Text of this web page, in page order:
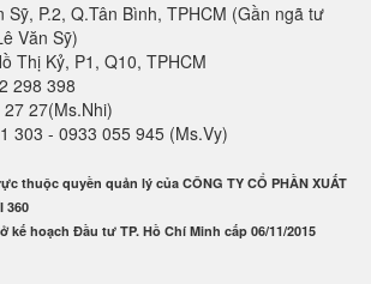
Sỹ, P.2, Q.Tân Bình, TPHCM (Gần ngã tư
Văn Sỹ)
Thị Kỷ, P1, Q10, TPHCM
298 398
27(Ms.Nhi)
303 - 0933 055 945 (Ms.Vy)
thuộc quyền quản lý của CÔNG TY CỔ PHẦN XUẤT
360
kế hoạch Đầu tư TP. Hồ Chí Minh cấp 06/11/2015